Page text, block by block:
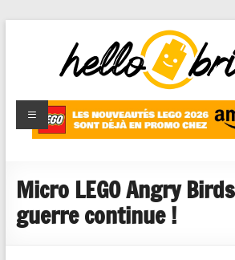
HelloBricks
Blog LEGO,
nouveaut�s
reviews
Micro LEGO Angry
guerre continue !